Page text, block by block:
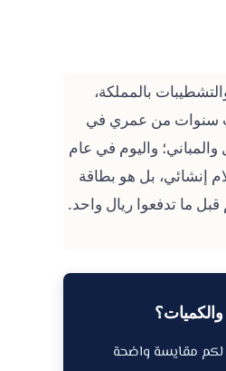
بالمملكة،
في البويات الخارجية والداخلية. بعمر الـ 33، قضيت سنوات من عمري في
واليوم في عام
إنشائي، بل هو بطاقة
ما تدفعوا ريال واحد.
مقايسة واضحة